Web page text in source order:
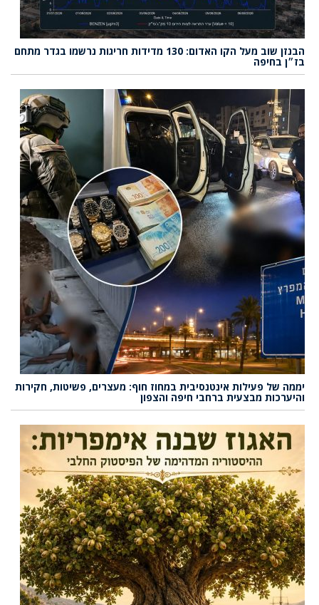
הבנזן שוב מעל הקו האדום: 130 מדידות חריגות נרשמו בגדר מתחם
בז״ן בחיפה
יממה של פעילות אינטנסיבית במחוז חוף: מעצרים, פשיטות, חקירות
והיערכות מבצעית ברחבי חיפה והצפון